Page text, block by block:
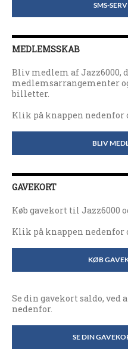
SMS-
MEDLEMSSKAB
Bliv medlem af Jazz6000,
medlemsarrangementer
billetter.
Klik på knappen nedenfor
BLIV
GAVEKORT
Køb gavekort til Jazz6000
Klik på knappen nedenfor
KØB
Se din gavekort saldo,
nedenfor.
SE DIN